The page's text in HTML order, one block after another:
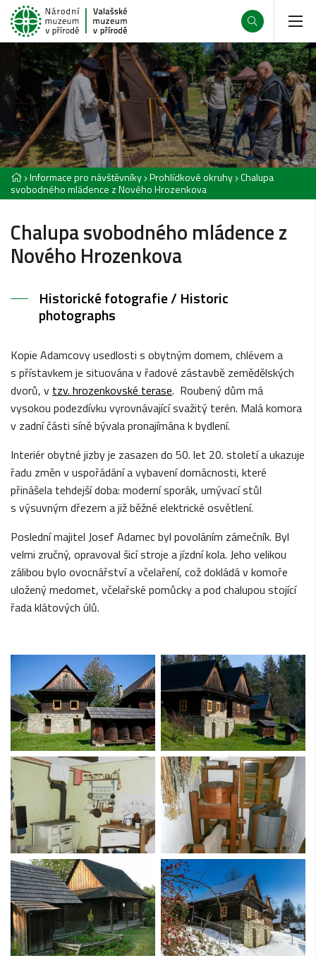
Informace pro návštěvníky Prohlídkové okruhy Chalupa
svobodného mládence z Nového Hrozenkova
Chalupa svobodného mládence z
Nového Hrozenkova
Historické fotografie / Historic
photographs
Kopie Adamcovy usedlosti s obytným domem, chlévem a
s přístavkem je situována v řadové zástavbě zemědělských
dvorů, v tzv. hrozenkovské terase. Roubený dům má
vysokou podezdívku vyrovnávající svažitý terén. Malá komora
v zadní části síně bývala pronajímána k bydlení.
Interiér obytné jizby je zasazen do 50. let 20. století a ukazuje
řadu změn v uspořádání a vybavení domácnosti, které
přinášela tehdejší doba: moderní sporák, umývací stůl
s výsuvným dřezem a již běžné elektrické osvětlení.
Poslední majitel Josef Adamec byl povoláním zámečník. Byl
velmi zručný, opravoval šicí stroje a jízdní kola. Jeho velikou
zálibou bylo ovocnářství a včelaření, což dokládá v komoře
uložený medomet, včelařské pomůcky a pod chalupou stojící
řada klátových úlů.